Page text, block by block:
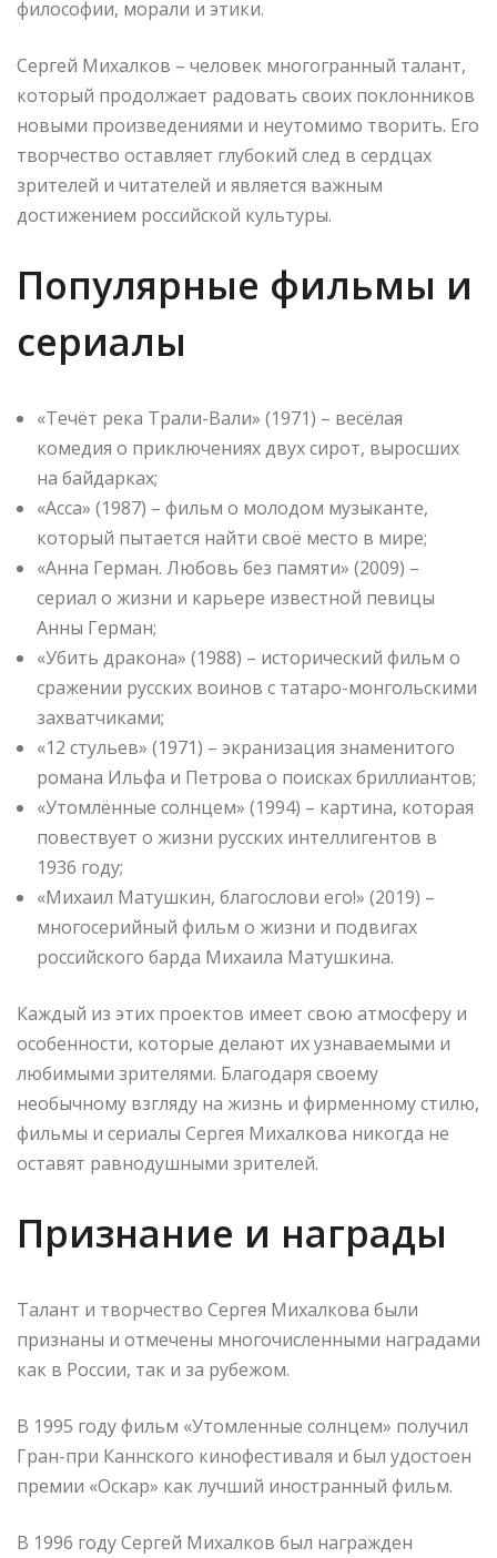
философии, морали и этики.
Сергей Михалков – человек многогранный талант,
который продолжает радовать своих поклонников
новыми произведениями и неутомимо творить. Его
творчество оставляет глубокий след в сердцах
зрителей и читателей и является важным
достижением российской культуры.
Популярные фильмы и
сериалы
«Течёт река Трали-Вали» (1971) – весёлая
комедия о приключениях двух сирот, выросших
на байдарках;
«Асса» (1987) – фильм о молодом музыканте,
который пытается найти своё место в мире;
«Анна Герман. Любовь без памяти» (2009) –
сериал о жизни и карьере известной певицы
Анны Герман;
«Убить дракона» (1988) – исторический фильм о
сражении русских воинов с татаро-монгольскими
захватчиками;
«12 стульев» (1971) – экранизация знаменитого
романа Ильфа и Петрова о поисках бриллиантов;
«Утомлённые солнцем» (1994) – картина, которая
повествует о жизни русских интеллигентов в
1936 году;
«Михаил Матушкин, благослови его!» (2019) –
многосерийный фильм о жизни и подвигах
российского барда Михаила Матушкина.
Каждый из этих проектов имеет свою атмосферу и
особенности, которые делают их узнаваемыми и
любимыми зрителями. Благодаря своему
необычному взгляду на жизнь и фирменному стилю,
фильмы и сериалы Сергея Михалкова никогда не
оставят равнодушными зрителей.
Признание и награды
Талант и творчество Сергея Михалкова были
признаны и отмечены многочисленными наградами
как в России, так и за рубежом.
В 1995 году фильм «Утомленные солнцем» получил
Гран-при Каннского кинофестиваля и был удостоен
премии «Оскар» как лучший иностранный фильм.
В 1996 году Сергей Михалков был награжден